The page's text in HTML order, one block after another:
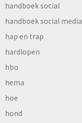
handboek social
handboek social media
hap en trap
hardlopen
hbo
hema
hoe
hond